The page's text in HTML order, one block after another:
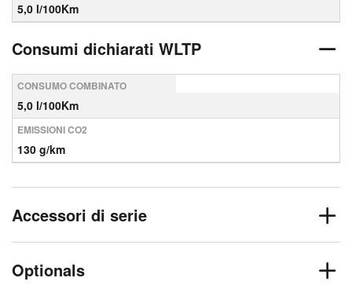
5,0 l/100Km
Consumi dichiarati WLTP
CONSUMO COMBINATO
5,0 l/100Km
EMISSIONI CO2
130 g/km
Accessori di serie
Optionals